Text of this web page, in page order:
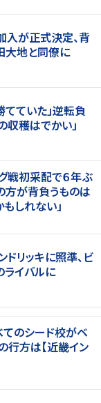
入が正式決定、背
大地と同僚に
てていた」逆転負
収穫はでかい」
戦初采配で６年ぶ
方が背負うものは
しれない」
リッキに照準、ビ
ライバルに
のシード校がベ
行方は【近畿イン